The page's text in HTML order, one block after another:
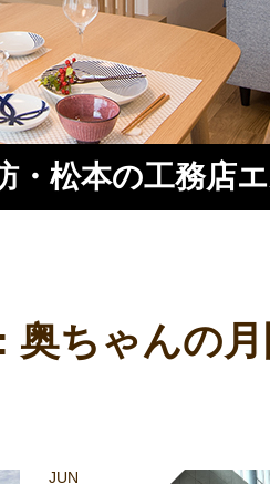
・松本の工務店
奥ちゃんの
JUN